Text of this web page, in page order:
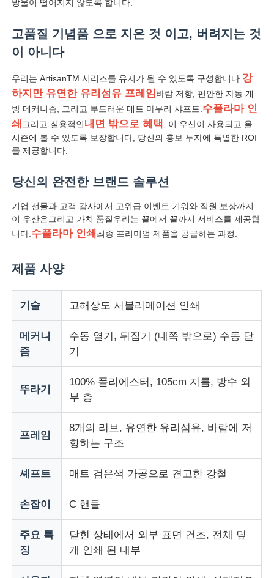
산책 우산
홍보용 우산
바람 막는 우산
자동 개방 우산
역방향 우산
나무 손잡이 우산
자외선 저항 우산
어린이용 우산
방울이 떨어지지 않도록 합니다.
고품질 기념품 으로 지은 것 이고, 버려지는 것
이 아니다
우리는 ArtisanTM 시리즈를 유지가 될 수 있도록 구성합니다. 강
하지만 유연한 유리섬유 프레임바람 저항, 편안한 자동 개
방 메커니즘, 그리고 부드러운 매트 마무리 샤프트. 수플라마 인
쇄 그리고 실용적인내면 밖으로 혜택
, 이 우산이 사용되고 올
시즌에 볼 수 있도록 보장합니다, 당신의 홍보 투자에 특별한 ROI
를 제공합니다.
당신의 완전한 브랜드 솔루션
기업 선물과 고객 감사에서 고위급 이벤트 기워와 직원 보상까지
이 우산은그리고 가치 품질우리는 끝에서 끝까지 서비스를 제공합
니다. 수플라마 인쇄 최종 프리미엄 제품을 공급하는 과정.
제품 사양
기술 고해상도 서블리메이션 인쇄
메커니
즘
수동 열기, 뒤집기 (내쪽 밖으로) 수동 닫
기
뚜라기
100% 폴리에스터, 105cm 지름, 방수 외
부 층
프레임
8개의 리브, 유연한 유리섬유, 바람에 저
항하는 구조
셰프트 매트 검은색 가공으로 견고한 강철
손잡이 C 핸들
주요 특
징
닫힌 상태에서 외부 표면 건조, 전체 덮
개 인쇄 된 내부